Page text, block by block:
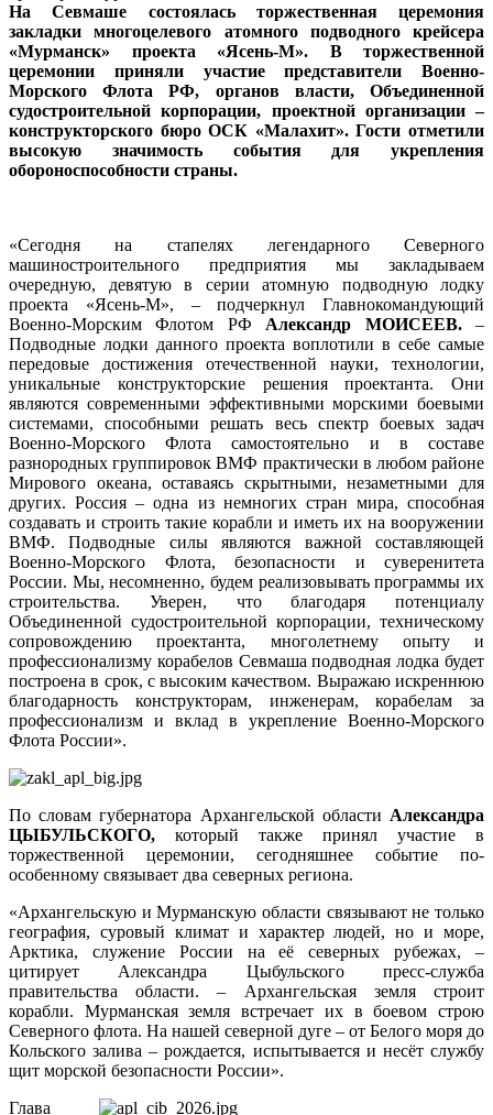
На Севмаше состоялась торжественная церемония
закладки многоцелевого атомного подводного крейсера
«Мурманск» проекта «Ясень-М». В торжественной
церемонии приняли участие представители Военно-
Морского Флота РФ, органов власти, Объединенной
судостроительной корпорации, проектной организации –
конструкторского бюро ОСК «Малахит». Гости отметили
высокую значимость события для укрепления
обороноспособности страны.
«Сегодня на стапелях легендарного Северного
машиностроительного предприятия мы закладываем
очередную, девятую в серии атомную подводную лодку
проекта «Ясень-М», – подчеркнул Главнокомандующий
Военно-Морским Флотом РФ Александр МОИСЕЕВ.–
Подводные лодки данного проекта воплотили в себе самые
передовые достижения отечественной науки, технологии,
уникальные конструкторские решения проектанта. Они
являются современными эффективными морскими боевыми
системами, способными решать весь спектр боевых задач
Военно-Морского Флота самостоятельно и в составе
разнородных группировок ВМФ практически в любом районе
Мирового океана, оставаясь скрытными, незаметными для
других. Россия – одна из немногих стран мира, способная
создавать и строить такие корабли и иметь их на вооружении
ВМФ. Подводные силы являются важной составляющей
Военно-Морского Флота, безопасности и суверенитета
России. Мы, несомненно, будем реализовывать программы их
строительства. Уверен, что благодаря потенциалу
Объединенной судостроительной корпорации, техническому
сопровождению проектанта, многолетнему опыту и
профессионализму корабелов Севмаша подводная лодка будет
построена в срок, с высоким качеством. Выражаю искреннюю
благодарность конструкторам, инженерам, корабелам за
профессионализм и вклад в укрепление Военно-Морского
Флота России».
По словам губернатора Архангельской области Александра
ЦЫБУЛЬСКОГО, который также принял участие в
торжественной церемонии, сегодняшнее событие по-
особенному связывает два северных региона.
«Архангельскую и Мурманскую области связывают не только
география, суровый климат и характер людей, но и море,
Арктика, служение России на её северных рубежах, –
цитирует Александра Цыбульского пресс-служба
правительства области. – Архангельская земля строит
корабли. Мурманская земля встречает их в боевом строю
Северного флота. На нашей северной дуге – от Белого моря до
Кольского залива – рождается, испытывается и несёт службу
щит морской безопасности России».
Глава